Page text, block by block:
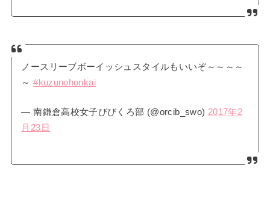
ノースリーブボーイッシュスタイルもいいぞ～～～～
～#kuzunohonkai
— 南鎌倉高校女子びびくろ部 (@orcib_swo) 2017年2
月23日